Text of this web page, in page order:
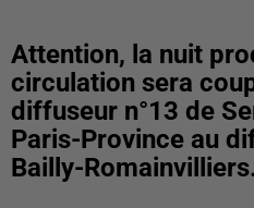
Attention, la nuit
circulation sera
diffuseur n°13 de
Paris-Province au
Bailly-